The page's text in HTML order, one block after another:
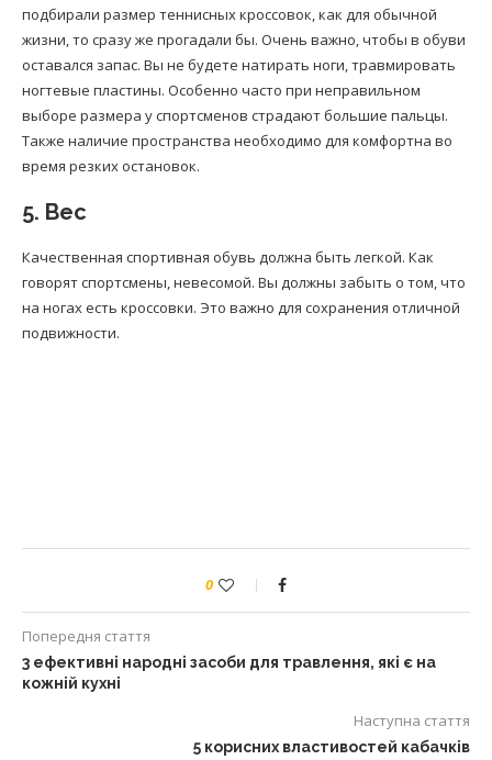
подбирали размер теннисных кроссовок, как для обычной
жизни, то сразу же прогадали бы. Очень важно, чтобы в обуви
оставался запас. Вы не будете натирать ноги, травмировать
ногтевые пластины. Особенно часто при неправильном
выборе размера у спортсменов страдают большие пальцы.
Также наличие пространства необходимо для комфортна во
время резких остановок.
5. Вес
Качественная спортивная обувь должна быть легкой. Как
говорят спортсмены, невесомой. Вы должны забыть о том, что
на ногах есть кроссовки. Это важно для сохранения отличной
подвижности.
0
Попередня стаття
3 ефективні народні засоби для травлення, які є на
кожній кухні
Наступна стаття
5 корисних властивостей кабачків